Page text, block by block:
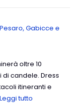
Gabicce e
oltre 10
di candele. Dress
itineranti e
Leggi tutto